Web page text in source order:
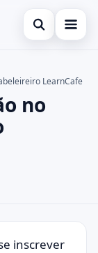
Abrir busca
fechar.
LearnCafe
no
inscrever